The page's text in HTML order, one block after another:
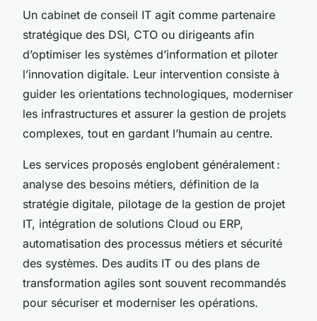
Un cabinet de conseil IT agit comme partenaire
stratégique des DSI, CTO ou dirigeants afin
d’optimiser les systèmes d’information et piloter
l’innovation digitale. Leur intervention consiste à
guider les orientations technologiques, moderniser
les infrastructures et assurer la gestion de projets
complexes, tout en gardant l’humain au centre.
Les services proposés englobent généralement :
analyse des besoins métiers, définition de la
stratégie digitale, pilotage de la gestion de projet
IT, intégration de solutions Cloud ou ERP,
automatisation des processus métiers et sécurité
des systèmes. Des audits IT ou des plans de
transformation agiles sont souvent recommandés
pour sécuriser et moderniser les opérations.